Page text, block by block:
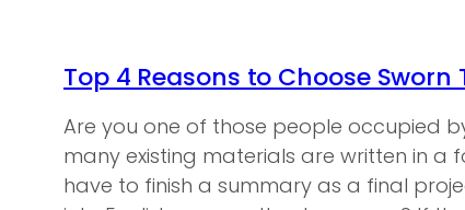
Top 4 Reasons to Choose
Are you one of those people occupied
many existing materials are written in a
have to finish a summary as a final